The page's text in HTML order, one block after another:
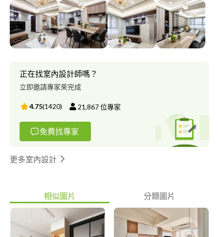
"品質"與"服務"是我們一貫的經營理念 .
正在找室內設計師嗎？
立即邀請專家來完成
4.75(1420) 21,867位專家
免費找專家
更多室內設計
相似圖片 分類圖片